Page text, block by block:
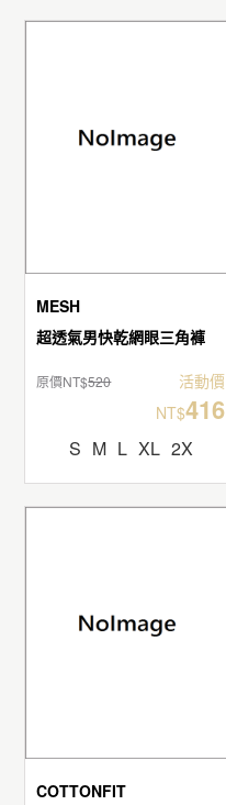
MESH
超透氣男快乾網眼三角褲
原價NT$520
活動價
NT$416
S M L XL 2X
COTTONFIT